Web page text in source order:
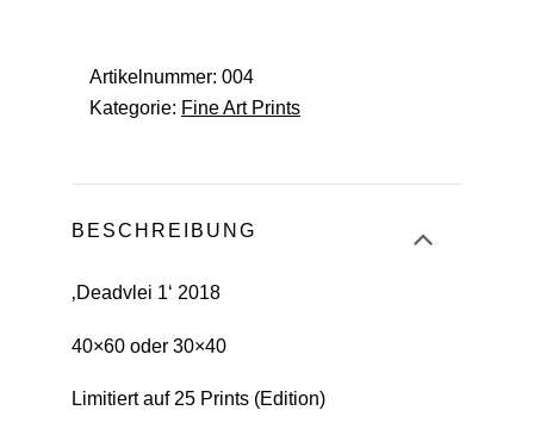
Artikelnummer: 004
Kategorie: Fine Art Prints
BESCHREIBUNG
‚Deadvlei 1‘ 2018
40×60 oder 30×40
Limitiert auf 25 Prints (Edition)